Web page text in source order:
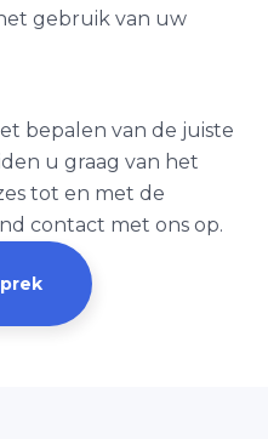
gebruik van uw
bepalen van de juiste
u graag van het
tot en met de
contact met ons op.